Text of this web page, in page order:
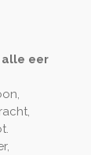
alle eer